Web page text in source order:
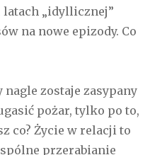
„idyllicznej”
na nowe epizody. Co
nagle zostaje zasypany
pożar, tylko po to,
co? Życie w relacji to
przerabianie